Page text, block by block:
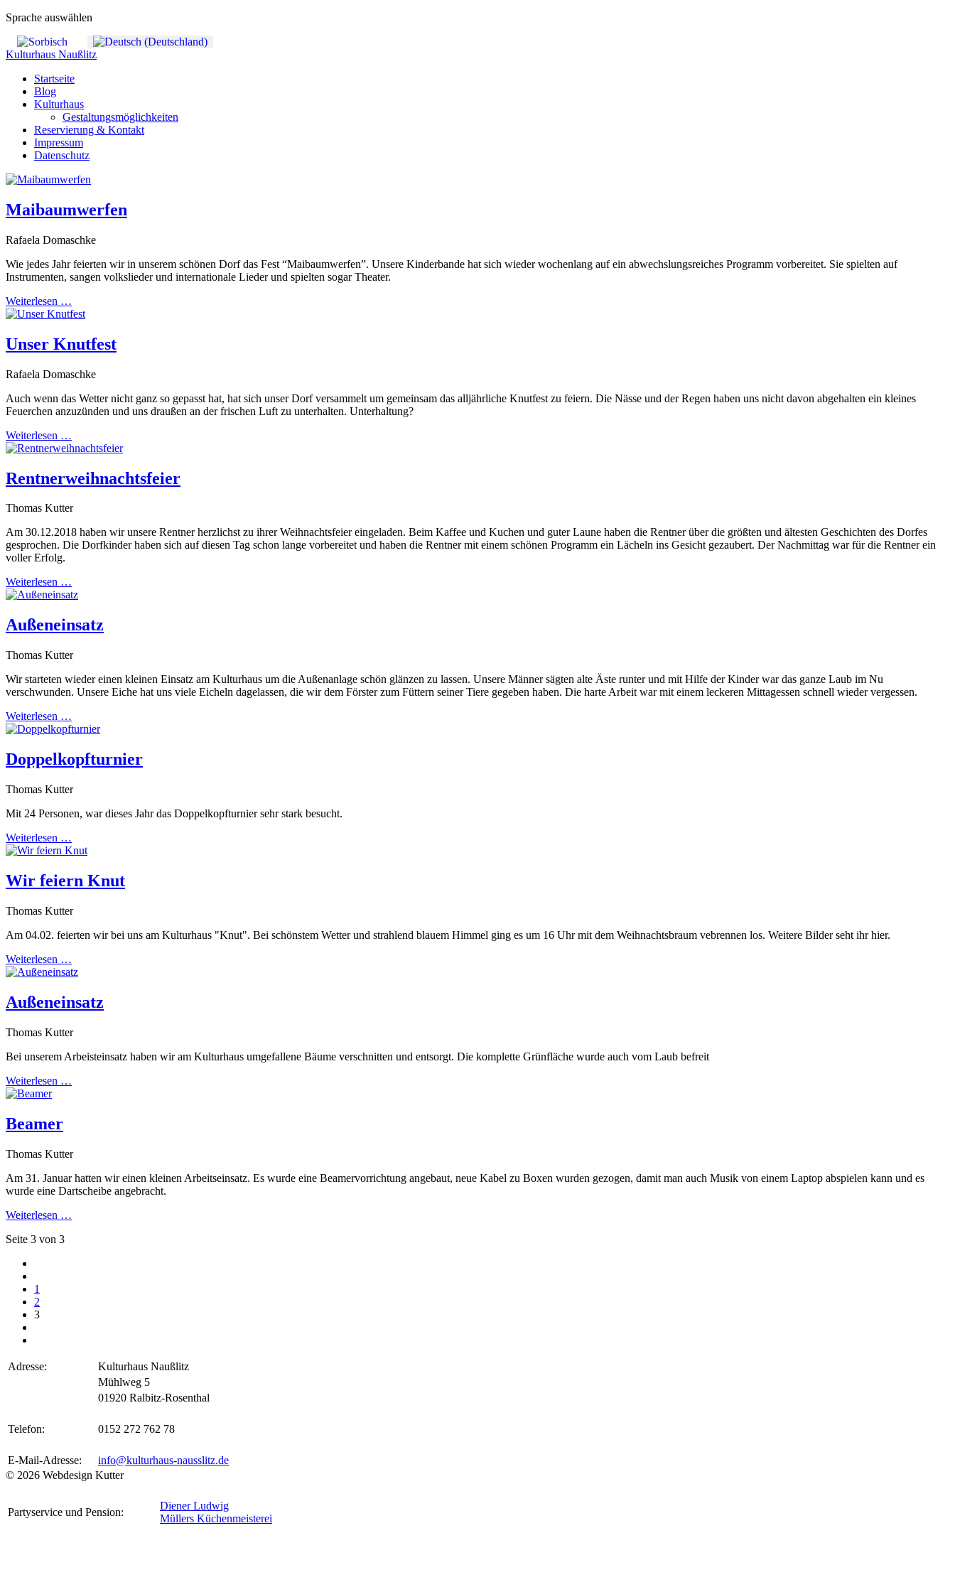
Sprache auswählen
Kulturhaus Naußlitz
Startseite
Blog
Kulturhaus
Gestaltungsmöglichkeiten
Reservierung & Kontakt
Impressum
Datenschutz
Maibaumwerfen
Rafaela Domaschke
Wie jedes Jahr feierten wir in unserem schönen Dorf das Fest “Maibaumwerfen”. Unsere Kinderbande hat sich wieder wochenlang auf ein abwechslungsreiches Programm vorbereitet. Sie spielten auf
Instrumenten, sangen volkslieder und internationale Lieder und spielten sogar Theater.
Weiterlesen …
Unser Knutfest
Rafaela Domaschke
Auch wenn das Wetter nicht ganz so gepasst hat, hat sich unser Dorf versammelt um gemeinsam das alljährliche Knutfest zu feiern. Die Nässe und der Regen haben uns nicht davon abgehalten ein kleines
Feuerchen anzuzünden und uns draußen an der frischen Luft zu unterhalten. Unterhaltung?
Weiterlesen …
Rentnerweihnachtsfeier
Thomas Kutter
Am 30.12.2018 haben wir unsere Rentner herzlichst zu ihrer Weihnachtsfeier eingeladen. Beim Kaffee und Kuchen und guter Laune haben die Rentner über die größten und ältesten Geschichten des Dorfes
gesprochen. Die Dorfkinder haben sich auf diesen Tag schon lange vorbereitet und haben die Rentner mit einem schönen Programm ein Lächeln ins Gesicht gezaubert. Der Nachmittag war für die Rentner ein
voller Erfolg.
Weiterlesen …
Außeneinsatz
Thomas Kutter
Wir starteten wieder einen kleinen Einsatz am Kulturhaus um die Außenanlage schön glänzen zu lassen. Unsere Männer sägten alte Äste runter und mit Hilfe der Kinder war das ganze Laub im Nu
verschwunden. Unsere Eiche hat uns viele Eicheln dagelassen, die wir dem Förster zum Füttern seiner Tiere gegeben haben. Die harte Arbeit war mit einem leckeren Mittagessen schnell wieder vergessen.
Weiterlesen …
Doppelkopfturnier
Thomas Kutter
Mit 24 Personen, war dieses Jahr das Doppelkopfturnier sehr stark besucht.
Weiterlesen …
Wir feiern Knut
Thomas Kutter
Am 04.02. feierten wir bei uns am Kulturhaus "Knut". Bei schönstem Wetter und strahlend blauem Himmel ging es um 16 Uhr mit dem Weihnachtsbraum vebrennen los. Weitere Bilder seht ihr hier.
Weiterlesen …
Außeneinsatz
Thomas Kutter
Bei unserem Arbeisteinsatz haben wir am Kulturhaus umgefallene Bäume verschnitten und entsorgt. Die komplette Grünfläche wurde auch vom Laub befreit
Weiterlesen …
Beamer
Thomas Kutter
Am 31. Januar hatten wir einen kleinen Arbeitseinsatz. Es wurde eine Beamervorrichtung angebaut, neue Kabel zu Boxen wurden gezogen, damit man auch Musik von einem Laptop abspielen kann und es
wurde eine Dartscheibe angebracht.
Weiterlesen …
Seite 3 von 3
1
2
3
Adresse:
Kulturhaus Naußlitz
Mühlweg 5
01920 Ralbitz-Rosenthal
Telefon: 0152 272 762 78
E-Mail-Adresse:
info@kulturhaus-nausslitz.de
© 2026 Webdesign Kutter
Partyservice und Pension:
Diener Ludwig
Müllers Küchenmeisterei